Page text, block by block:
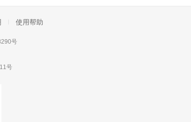
使用帮助
号
号